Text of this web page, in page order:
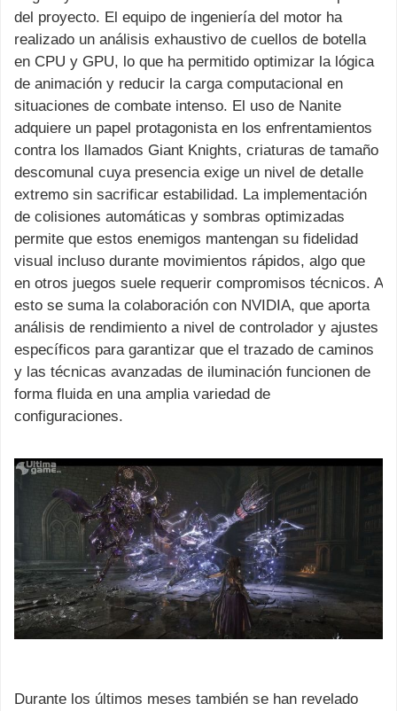
del proyecto. El equipo de ingeniería del motor ha
realizado un análisis exhaustivo de cuellos de botella
en CPU y GPU, lo que ha permitido optimizar la lógica
de animación y reducir la carga computacional en
situaciones de combate intenso. El uso de Nanite
adquiere un papel protagonista en los enfrentamientos
contra los llamados Giant Knights, criaturas de tamaño
descomunal cuya presencia exige un nivel de detalle
extremo sin sacrificar estabilidad. La implementación
de colisiones automáticas y sombras optimizadas
permite que estos enemigos mantengan su fidelidad
visual incluso durante movimientos rápidos, algo que
en otros juegos suele requerir compromisos técnicos. A
esto se suma la colaboración con NVIDIA, que aporta
análisis de rendimiento a nivel de controlador y ajustes
específicos para garantizar que el trazado de caminos
y las técnicas avanzadas de iluminación funcionen de
forma fluida en una amplia variedad de
configuraciones.
Durante los últimos meses también se han revelado